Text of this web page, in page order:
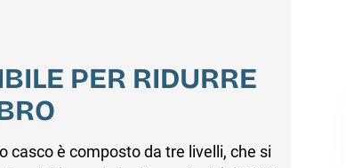
PER RIDURRE
casco è composto da tre livelli, che si